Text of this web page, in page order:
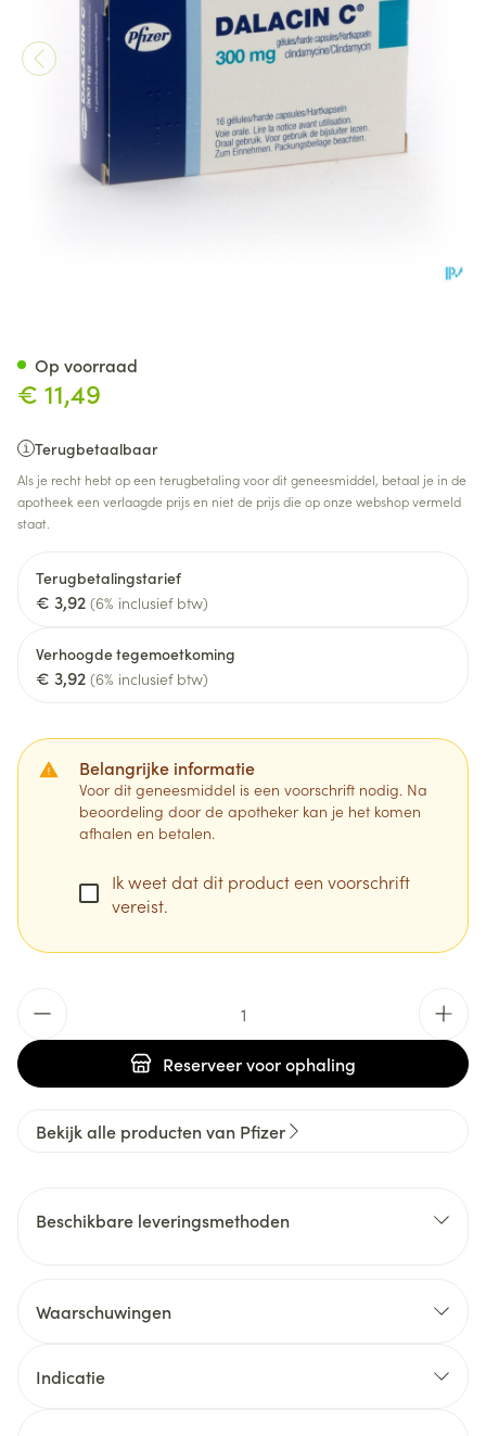
€ 11,49
Terugbetaalbaar
Als je recht hebt op een terugbetaling voor dit geneesmiddel, betaal je in de
apotheek een verlaagde prijs en niet de prijs die op onze webshop vermeld
staat.
Terugbetalingstarief
€ 3,92 (6% inclusief btw)
Verhoogde tegemoetkoming
€ 3,92 (6% inclusief btw)
Belangrijke informatie
Voor dit geneesmiddel is een voorschrift nodig. Na
beoordeling door de apotheker kan je het komen
afhalen en betalen.
Ik weet dat dit product een voorschrift
vereist.
Reserveervoor ophaling
Op voorraad
Bekijk alle producten van Pfizer
Beschikbare leveringsmethoden
Waarschuwingen
Indicatie